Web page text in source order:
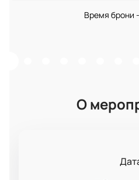
Время брони
О